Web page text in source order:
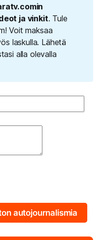
ja vinkit. Tule
Voit maksaa
laskulla. Lähetä
alla olevalla
autojournalismia